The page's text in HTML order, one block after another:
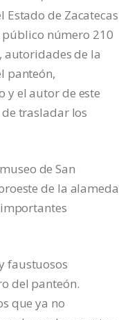
Estado de Zacatecas
número 210
autoridades de la
panteón,
y el autor de este
trasladar los
de San
de la alameda
faustuosos
del panteón.
que ya no